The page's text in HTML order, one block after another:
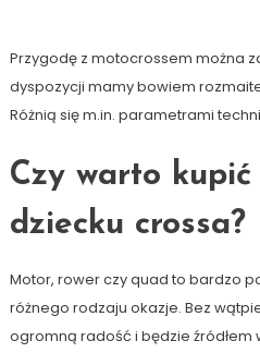
Przygodę z motocrossem można
dyspozycji mamy bowiem
Różnią się m.in. parametrami
Czy warto kupić
dziecku crossa?
Motor, rower czy quad to bardzo
różnego rodzaju okazje. Bez
ogromną radość i będzie źródłem